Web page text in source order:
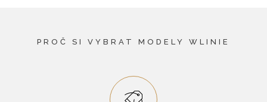
PROČ SI VYBRAT MODELY WLINIE